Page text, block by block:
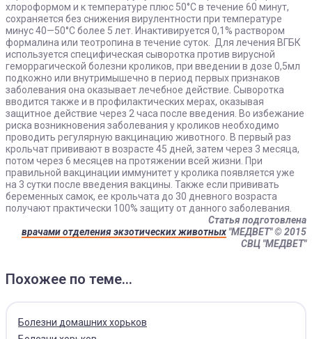
хлороформом и к температуре плюс 50°С в течение 60 минут,
сохраняется без снижения вирулентности при температуре
минус 40—50°С более 5 лет. Инактивируется 0,1% раствором
формалина или теотропина в течение суток.
Для лечения ВГБК
используется специфическая сыворотка против вирусной
геморрагической болезни кроликов, при введении в дозе 0,5мл
подкожно или внутримышечно в период первых признаков
заболевания она оказывает лечебное действие. Сыворотка
вводится также и в профилактических мерах, оказывая
защитное действие через 2 часа после введения. Во избежание
риска возникновения заболевания у кроликов необходимо
проводить регулярную вакцинацию животного. В первый раз
крольчат прививают в возрасте 45 дней, затем через 3 месяца,
потом через 6 месяцев на протяжении всей жизни. При
правильной вакцинации иммунитет у кролика появляется уже
на 3 сутки после введения вакцины. Также если прививать
беременных самок, ее крольчата до 30 дневного возраста
получают практически 100% защиту от данного заболевания.
Статья подготовлена
врачами отделения экзотических животных "МЕДВЕТ"© 2015
СВЦ "МЕДВЕТ"
Похожее по теме...
Болезни домашних хорьков